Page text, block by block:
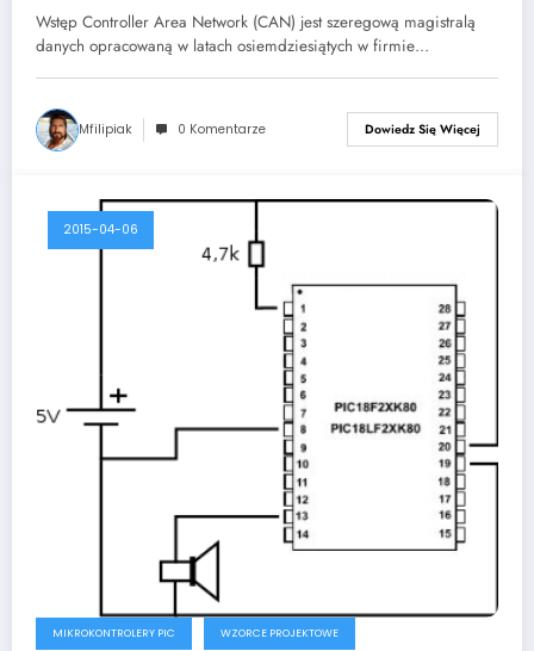
Wstęp Controller Area Network (CAN) jest szeregową magistralą
danych opracowaną w latach osiemdziesiątych w firmie…
Mfilipiak 0 Komentarze Dowiedz Się Więcej
2015-04-06
MIKROKONTROLERY PIC WZORCE PROJEKTOWE